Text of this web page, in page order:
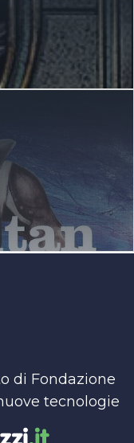
di Fondazione
tecnologie